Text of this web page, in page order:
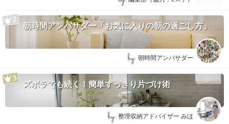
朝時間アンバサダー「お気に入りの朝の過ごし方」
by: 朝時間アンバサダー
ズボラでも続く！簡単すっきり片づけ術
by: 整理収納アドバイザー みほ